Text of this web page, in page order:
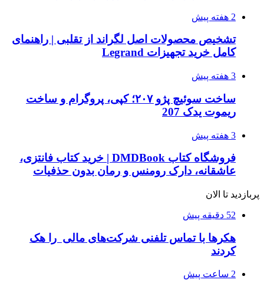
2 هفته پیش
تشخیص محصولات اصل لگراند از تقلبی | راهنمای
کامل خرید تجهیزات Legrand
3 هفته پیش
ساخت سوئیچ پژو ۲۰۷؛ کپی، پروگرام و ساخت
ریموت یدک 207
3 هفته پیش
فروشگاه کتاب DMDBook | خرید کتاب فانتزی،
عاشقانه، دارک رومنس و رمان بدون حذفیات
پربازدید تا الان
52 دقیقه پیش
هکرها با تماس تلفنی شرکت‌های مالی را هک
کردند
2 ساعت پیش